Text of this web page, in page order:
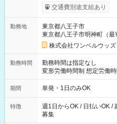
いOK！（規定あり） ┗働
ンビニATMから 日払い分を引き落
交通費別途支給あり
勤務地
東京都八王子市
東京都八王子市明神町（最
株式会社ワンベルウッズ
勤務時間
勤務時間は指定なし
変形労働時間制 想定労働時間160時間/月
～21：00
期間 単発・1日のみOK
特徴
週1日からOK / 日払いOK /
募集